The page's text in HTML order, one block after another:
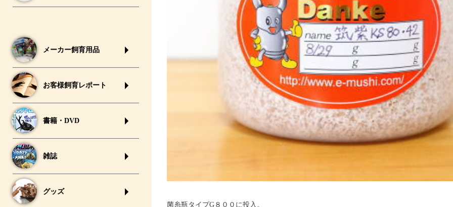
メーカー飼育用品
お客様飼育レポート
書籍・DVD
雑誌
グッズ
菌糸瓶タイプG８００に投入。